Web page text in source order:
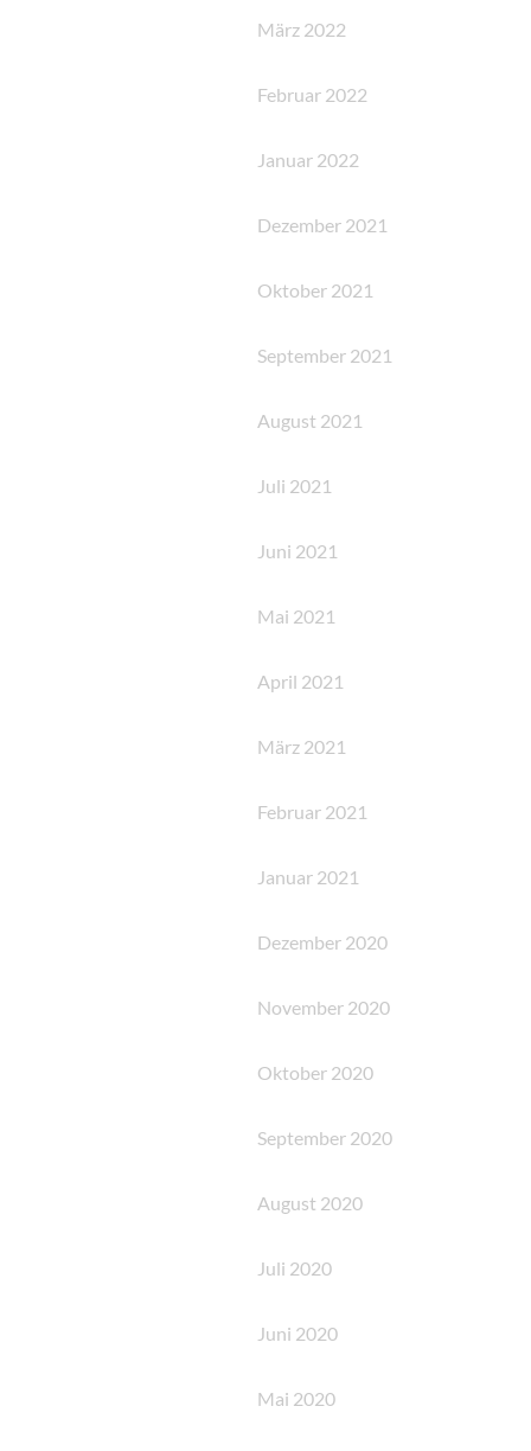
März 2022
Februar 2022
Januar 2022
Dezember 2021
Oktober 2021
September 2021
August 2021
Juli 2021
Juni 2021
Mai 2021
April 2021
März 2021
Februar 2021
Januar 2021
Dezember 2020
November 2020
Oktober 2020
September 2020
August 2020
Juli 2020
Juni 2020
Mai 2020